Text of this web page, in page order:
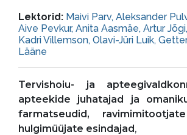
Lektorid: Maivi Parv, Aleksander
Aive Pevkur, Anita Aasmäe, Artur
Kadri Villemson, Olavi-Jüri Luik,
Lääne
Tervishoiu- ja
apteekide juhatajad ja
farmatseudid,
hulgimüüjate esindajad,